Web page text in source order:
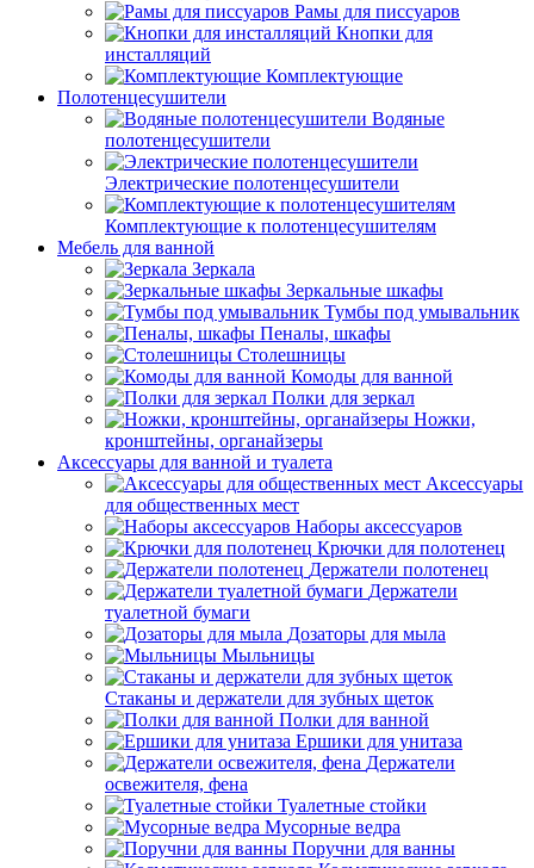
Рамы для писсуаров
Кнопки для
инсталляций
Комплектующие
Полотенцесушители
Водяные
полотенцесушители
Электрические полотенцесушители
Комплектующие к полотенцесушителям
Мебель для ванной
Зеркала
Зеркальные шкафы
Тумбы под умывальник
Пеналы, шкафы
Столешницы
Комоды для ванной
Полки для зеркал
Ножки,
кронштейны, органайзеры
Аксессуары для ванной и туалета
Аксессуары
для общественных мест
Наборы аксессуаров
Крючки для полотенец
Держатели полотенец
Держатели
туалетной бумаги
Дозаторы для мыла
Мыльницы
Стаканы и держатели для зубных щеток
Полки для ванной
Ершики для унитаза
Держатели
освежителя, фена
Туалетные стойки
Мусорные ведра
Поручни для ванны